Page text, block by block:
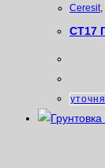
Ceresit
СТ17